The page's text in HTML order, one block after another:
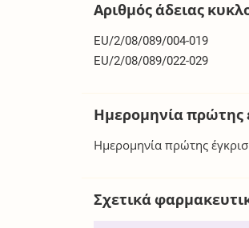
Αριθμός άδειας
EU/2/08/089/004-019
EU/2/08/089/022-029
Ημερομηνία πρώτης
Ημερομηνία πρώτης
Σχετικά